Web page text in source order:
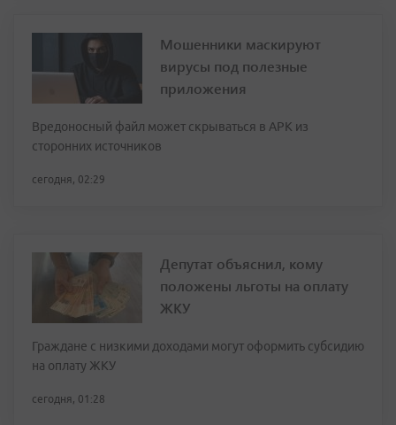
Мошенники маскируют
вирусы под полезные
приложения
Вредоносный файл может скрываться в APK из
сторонних источников
сегодня, 02:29
Депутат объяснил, кому
положены льготы на оплату
ЖКУ
Граждане с низкими доходами могут оформить субсидию
на оплату ЖКУ
сегодня, 01:28